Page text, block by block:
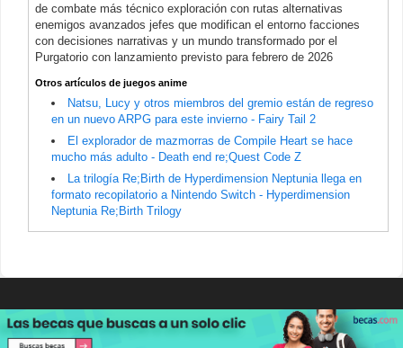
de combate más técnico exploración con rutas alternativas
enemigos avanzados jefes que modifican el entorno facciones
con decisiones narrativas y un mundo transformado por el
Purgatorio con lanzamiento previsto para febrero de 2026
Otros artículos de juegos anime
Natsu, Lucy y otros miembros del gremio están de regreso
en un nuevo ARPG para este invierno - Fairy Tail 2
El explorador de mazmorras de Compile Heart se hace
mucho más adulto - Death end re;Quest Code Z
La trilogía Re;Birth de Hyperdimension Neptunia llega en
formato recopilatorio a Nintendo Switch - Hyperdimension
Neptunia Re;Birth Trilogy